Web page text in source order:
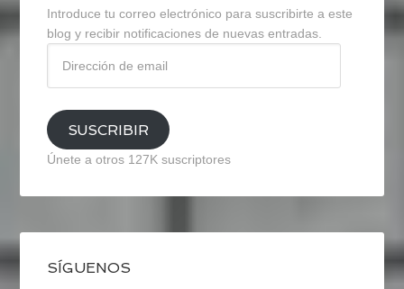
Introduce tu correo electrónico para suscribirte a este
blog y recibir notificaciones de nuevas entradas.
email
SUSCRIBIR
Únete a otros 127K suscriptores
SÍGUENOS